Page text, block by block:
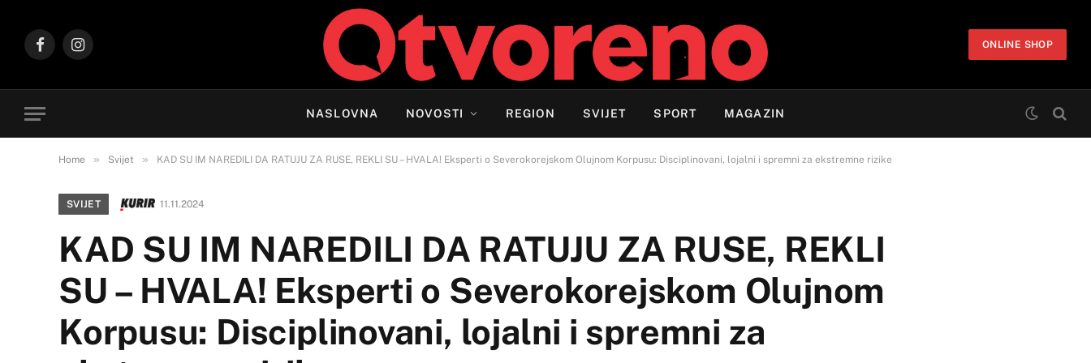
FacebookInstagram
ONLINE SHOP
NASLOVNA NOVOSTI REGION SVIJET SPORT MAGAZIN
Home » Svijet » KAD SU IM NAREDILI DA RATUJU ZA RUSE, REKLI SU – HVALA! Eksperti o Severokorejskom Olujnom Korpusu: Disciplinovani, lojalni i spremni za ekstremne rizike
SVIJET 11.11.2024
KAD SU IM NAREDILI DA RATUJU ZA RUSE, REKLI
SU – HVALA! Eksperti o Severokorejskom Olujnom
Korpusu: Disciplinovani, lojalni i spremni za